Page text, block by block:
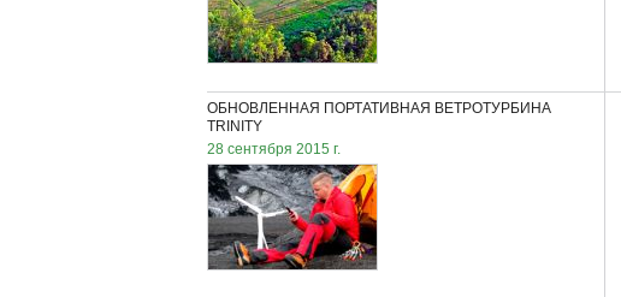
ОБНОВЛЕННАЯ ПОРТАТИВНАЯ ВЕТРОТУРБИНА
TRINITY
28 сентября 2015 г.